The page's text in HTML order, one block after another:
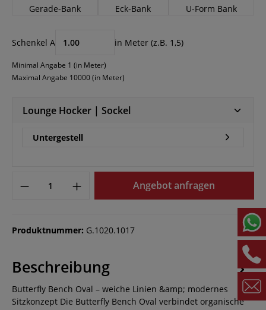
Gerade-Bank Eck-Bank U-Form Bank
Schenkel A in Meter (z.B. 1,5)
Minimal Angabe 1 (in Meter)
Maximal Angabe 10000 (in Meter)
Lounge Hocker | Sockel
Untergestell
Angebot anfragen
Produktnummer: G.1020.1017
Beschreibung
Butterfly Bench Oval – weiche Linien &amp; modernes
Sitzkonzept Die Butterfly Bench Oval verbindet organische